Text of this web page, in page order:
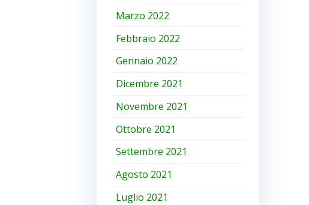
Marzo 2022
Febbraio 2022
Gennaio 2022
Dicembre 2021
Novembre 2021
Ottobre 2021
Settembre 2021
Agosto 2021
Luglio 2021